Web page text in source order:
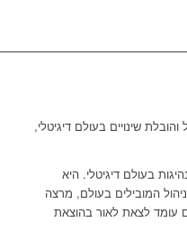
שינויים בעולם דיגיטלי,
בעולם דיגיטלי. היא
המובילים בעולם, מרצה
עומד לצאת לאור בהוצאת